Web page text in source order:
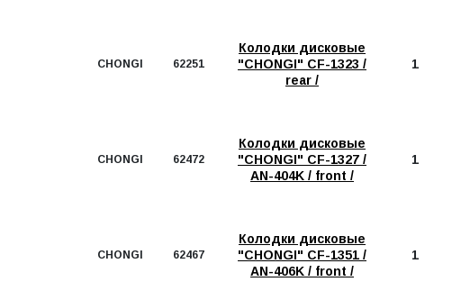
CHONGI 62251
Колодки дисковые
"CHONGI" CF-1323 /
rear /
1
CHONGI 62472
Колодки дисковые
"CHONGI" CF-1327 /
AN-404K / front /
1
CHONGI 62467
Колодки дисковые
"CHONGI" CF-1351 /
AN-406K / front /
1